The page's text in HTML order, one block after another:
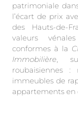
patrimoniale
l’écart de prix
des Hauts-de-
valeurs
conformes à la
Immobilière,
roubaisiennes :
immeubles de
appartements en